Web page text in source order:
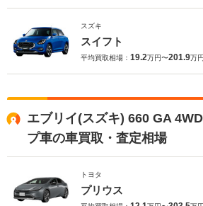
スズキ
スイフト
平均買取相場： 19.2万円〜201.9万円
エブリイ(スズキ) 660 GA
プ車の車買取・査定相場
トヨタ
プリウス